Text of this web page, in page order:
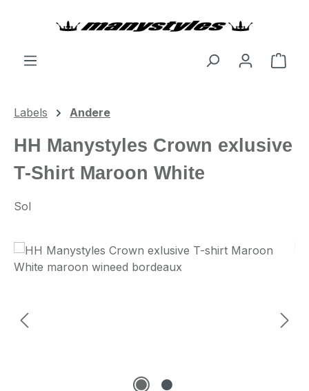
Labels Andere
HH Manystyles Crown exlusive
T-Shirt Maroon White
Sol
Bildergalerie überspringen